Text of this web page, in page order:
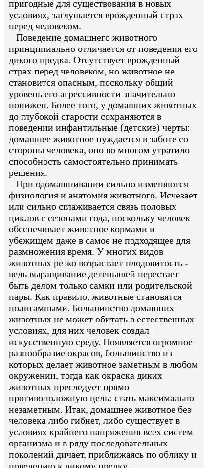
пригодные для существования в новых
условиях, заглушается врожденный страх
перед человеком.
Поведение домашнего животного
принципиально отличается от поведения его
дикого предка. Отсутствует врожденный
страх перед человеком, но животное не
становится опасным, поскольку общий
уровень его агрессивности значительно
понижен. Более того, у домашних животных
до глубокой старости сохраняются в
поведении инфантильные (детские) черты:
домашнее животное нуждается в заботе со
стороны человека, оно во многом утратило
способность самостоятельно принимать
решения.
При одомашнивании сильно изменяются
физиология и анатомия животного. Исчезает
или сильно сглаживается связь половых
циклов с сезонами года, поскольку человек
обеспечивает животное кормами и
убежищем даже в самое не подходящее для
размножения время. У многих видов
животных резко возрастает плодовитость -
ведь выращивание детенышей перестает
быть делом только самки или родительской
пары. Как правило, животные становятся
полигамными. Большинство домашних
животных не может обитать в естественных
условиях, для них человек создал
искусственную среду. Появляется огромное
разнообразие окрасов, большинство из
которых делает животное заметным в любом
окружении, тогда как окраска диких
животных преследует прямо
противоположную цель: стать максимально
незаметным. Итак, домашнее животное без
человека либо гибнет, либо существует в
условиях крайнего напряжения всех систем
организма и в ряду последовательных
поколений дичает, приближаясь по облику и
поведению к дикому предку.